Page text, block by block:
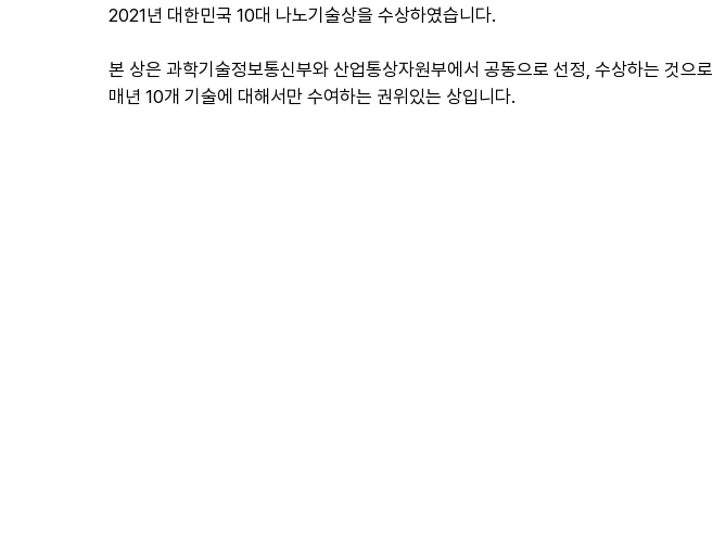
2021년 대한민국 10대 나노기술상을 수상하였습니다.
본 상은 과학기술정보통신부와 산업통상자원부에서 공동으로 선정, 수상하는 것으로
매년 10개 기술에 대해서만 수여하는 권위있는 상입니다.